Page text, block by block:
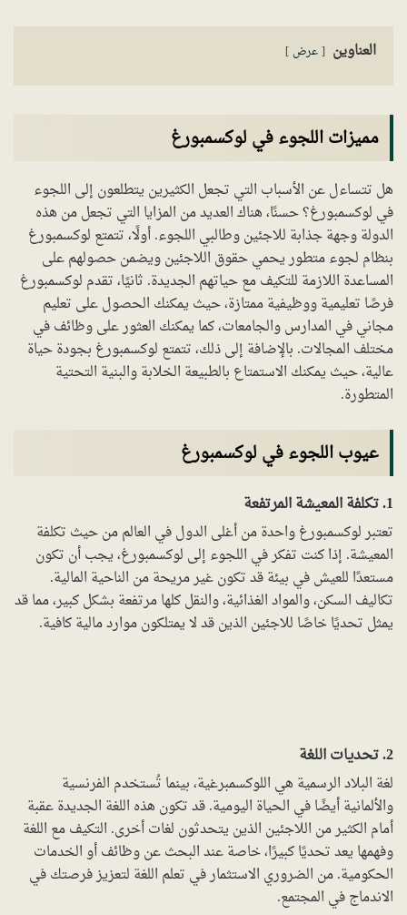
العناوين عرض
مميزات اللجوء في لوكسمبورغ
هل تتساءل عن الأسباب التي تجعل الكثيرين يتطلعون إلى اللجوء
في لوكسمبورغ؟ حسنًا، هناك العديد من المزايا التي تجعل من هذه
الدولة وجهة جذابة للاجئين وطالبي اللجوء. أولًا، تتمتع لوكسمبورغ
بنظام لجوء متطور يحمي حقوق اللاجئين ويضمن حصولهم على
المساعدة اللازمة للتكيف مع حياتهم الجديدة. ثانيًا، تقدم لوكسمبورغ
فرصًا تعليمية ووظيفية ممتازة، حيث يمكنك الحصول على تعليم
مجاني في المدارس والجامعات، كما يمكنك العثور على وظائف في
مختلف المجالات. بالإضافة إلى ذلك، تتمتع لوكسمبورغ بجودة حياة
عالية، حيث يمكنك الاستمتاع بالطبيعة الخلابة والبنية التحتية
المتطورة.
عيوب اللجوء في لوكسمبورغ
1. تكلفة المعيشة المرتفعة
تعتبر لوكسمبورغ واحدة من أغلى الدول في العالم من حيث تكلفة
المعيشة. إذا كنت تفكر في اللجوء إلى لوكسمبورغ، يجب أن تكون
مستعدًا للعيش في بيئة قد تكون غير مريحة من الناحية المالية.
تكاليف السكن، والمواد الغذائية، والنقل كلها مرتفعة بشكل كبير، مما قد
يمثل تحديًا خاصًا للاجئين الذين قد لا يمتلكون موارد مالية كافية.
2. تحديات اللغة
لغة البلاد الرسمية هي اللوكسمبرغية، بينما تُستخدم الفرنسية
والألمانية أيضًا في الحياة اليومية. قد تكون هذه اللغة الجديدة عقبة
أمام الكثير من اللاجئين الذين يتحدثون لغات أخرى. التكيف مع اللغة
وفهمها يعد تحديًا كبيرًا، خاصة عند البحث عن وظائف أو الخدمات
الحكومية. من الضروري الاستثمار في تعلم اللغة لتعزيز فرصتك في
الاندماج في المجتمع.